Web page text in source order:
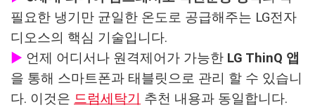
필요한 냉기만 균일한 온도로 공급해주는 LG전자
디오스의 핵심 기술입니다.
▶ 언제 어디서나 원격제어가 가능한 LG ThinQ 앱
을 통해 스마트폰과 태블릿으로 관리 할 수 있습니
다. 이것은 드럼세탁기
추천 내용과 동일합니다.